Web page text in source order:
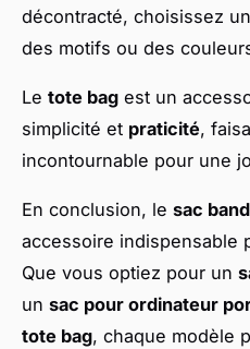
décontracté, choisissez
des motifs ou des
Le tote bag est un
simplicité et praticité,
incontournable pour une
En conclusion, le sac
accessoire indispensable
Que vous optiez pour un
un sac pour ordinateur
tote bag, chaque modèle